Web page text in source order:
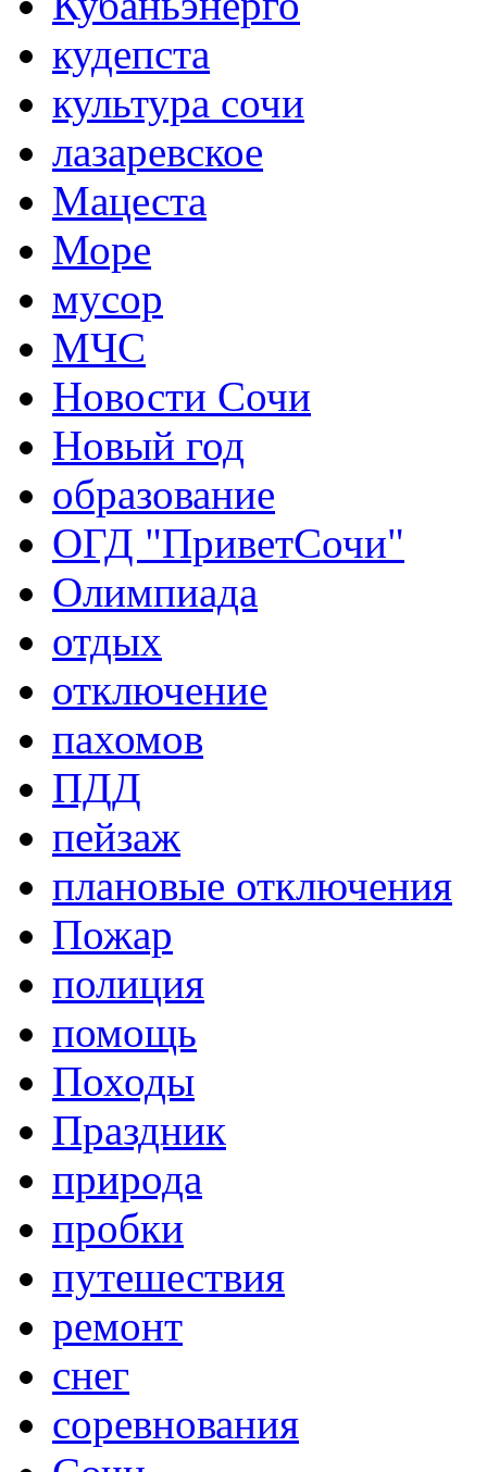
кудепста
культура сочи
лазаревское
Мацеста
Море
мусор
МЧС
Новости Сочи
Новый год
образование
ОГД "ПриветСочи"
Олимпиада
отдых
отключение
пахомов
ПДД
пейзаж
плановые отключения
Пожар
полиция
помощь
Походы
Праздник
природа
пробки
путешествия
ремонт
снег
соревнования